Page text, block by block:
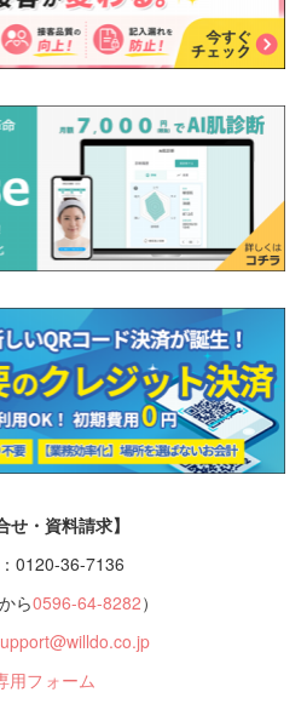
せ・資料請求】
0120-36-7136
ら0596-64-8282）
用フォーム